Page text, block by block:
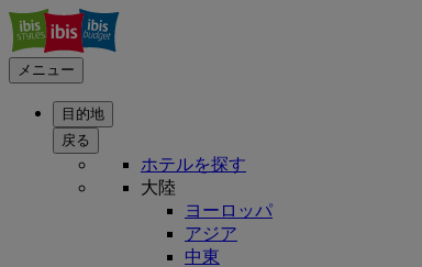
メニュー
目的地
戻る
ホテルを探す
大陸
ヨーロッパ
アジア
中東